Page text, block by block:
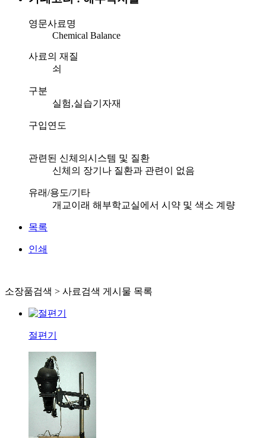
영문사료명
Chemical Balance
사료의 재질
쇠
구분
실험,실습기자재
구입연도
관련된 신체의시스템 및 질환
신체의 장기나 질환과 관련이 없음
유래/용도/기타
개교이래 해부학교실에서 시약 및 색소 계량
목록
인쇄
소장품검색 > 사료검색 게시물 목록
절편기